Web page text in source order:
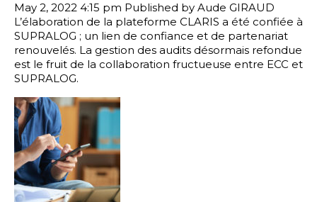
May 2, 2022 4:15 pm Published by Aude GIRAUD
L’élaboration de la plateforme CLARIS a été confiée à
SUPRALOG ; un lien de confiance et de partenariat
renouvelés. La gestion des audits désormais refondue
est le fruit de la collaboration fructueuse entre ECC et
SUPRALOG.